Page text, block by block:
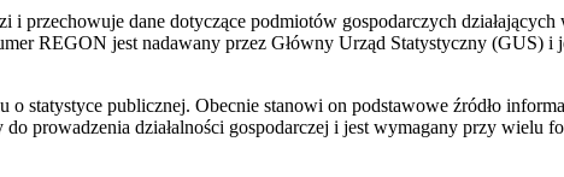
dane dotyczące podmiotów gospodarczych działających
REGON jest nadawany przez Główny Urząd Statystyczny (GUS)
statystyce publicznej. Obecnie stanowi on podstawowe źródło
prowadzenia działalności gospodarczej i jest wymagany przy wielu